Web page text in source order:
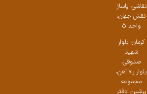
نقاشی، پاساژ
نقش جهان،
واحد 5
کرمان: بلوار
شهید
صدوقی،
بلوار راه آهن،
مجموعه
پرشین،‌ دفتر